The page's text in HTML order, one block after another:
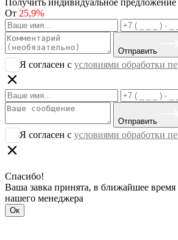
От 25,9%
Отправить
Я согласен сусловиями обработки
Отправить
Я согласен сусловиями обработки
Спасибо!
Ваша завка принята, в ближайшее время
нашего менеджера
Ок